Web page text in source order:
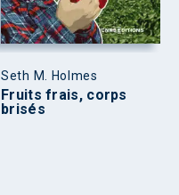
Seth M. Holmes
Fruits frais, corps
brisés